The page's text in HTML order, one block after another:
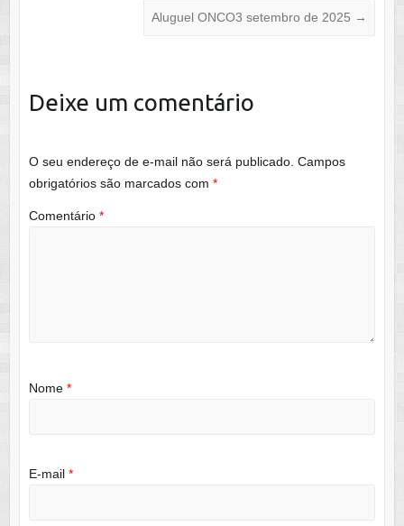
Aluguel ONCO3 setembro de 2025 →
Deixe um comentário
O seu endereço de e-mail não será publicado. Campos
obrigatórios são marcados com *
Comentário *
Nome *
E-mail *